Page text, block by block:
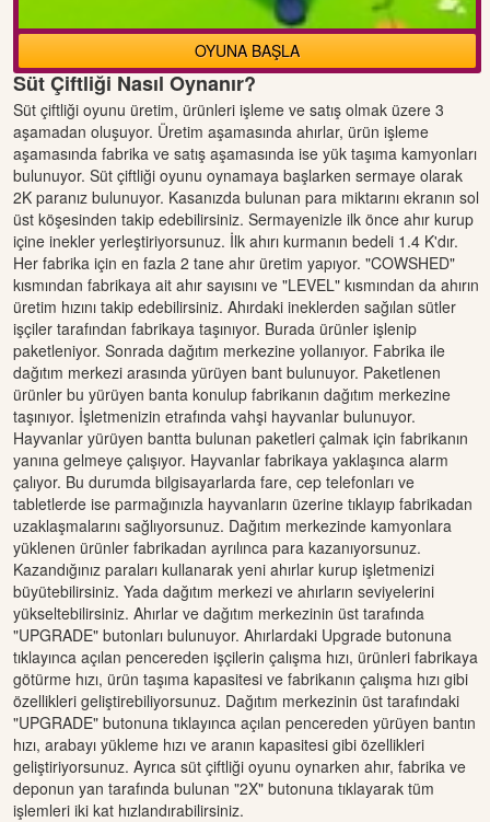
OYUNA BAŞLA
Süt Çiftliği Nasıl Oynanır?
Süt çiftliği oyunu üretim, ürünleri işleme ve satış olmak üzere 3
aşamadan oluşuyor. Üretim aşamasında ahırlar, ürün işleme
aşamasında fabrika ve satış aşamasında ise yük taşıma kamyonları
bulunuyor. Süt çiftliği oyunu oynamaya başlarken sermaye olarak
2K paranız bulunuyor. Kasanızda bulunan para miktarını ekranın sol
üst köşesinden takip edebilirsiniz. Sermayenizle ilk önce ahır kurup
içine inekler yerleştiriyorsunuz. İlk ahırı kurmanın bedeli 1.4 K'dır.
Her fabrika için en fazla 2 tane ahır üretim yapıyor. "COWSHED"
kısmından fabrikaya ait ahır sayısını ve "LEVEL" kısmından da ahırın
üretim hızını takip edebilirsiniz. Ahırdaki ineklerden sağılan sütler
işçiler tarafından fabrikaya taşınıyor. Burada ürünler işlenip
paketleniyor. Sonrada dağıtım merkezine yollanıyor. Fabrika ile
dağıtım merkezi arasında yürüyen bant bulunuyor. Paketlenen
ürünler bu yürüyen banta konulup fabrikanın dağıtım merkezine
taşınıyor. İşletmenizin etrafında vahşi hayvanlar bulunuyor.
Hayvanlar yürüyen bantta bulunan paketleri çalmak için fabrikanın
yanına gelmeye çalışıyor. Hayvanlar fabrikaya yaklaşınca alarm
çalıyor. Bu durumda bilgisayarlarda fare, cep telefonları ve
tabletlerde ise parmağınızla hayvanların üzerine tıklayıp fabrikadan
uzaklaşmalarını sağlıyorsunuz. Dağıtım merkezinde kamyonlara
yüklenen ürünler fabrikadan ayrılınca para kazanıyorsunuz.
Kazandığınız paraları kullanarak yeni ahırlar kurup işletmenizi
büyütebilirsiniz. Yada dağıtım merkezi ve ahırların seviyelerini
yükseltebilirsiniz. Ahırlar ve dağıtım merkezinin üst tarafında
"UPGRADE" butonları bulunuyor. Ahırlardaki Upgrade butonuna
tıklayınca açılan pencereden işçilerin çalışma hızı, ürünleri fabrikaya
götürme hızı, ürün taşıma kapasitesi ve fabrikanın çalışma hızı gibi
özellikleri geliştirebiliyorsunuz. Dağıtım merkezinin üst tarafındaki
"UPGRADE" butonuna tıklayınca açılan pencereden yürüyen bantın
hızı, arabayı yükleme hızı ve aranın kapasitesi gibi özellikleri
geliştiriyorsunuz. Ayrıca süt çiftliği oyunu oynarken ahır, fabrika ve
deponun yan tarafında bulunan "2X" butonuna tıklayarak tüm
işlemleri iki kat hızlandırabilirsiniz.